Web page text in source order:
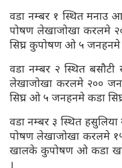
वडा नम्बर १ स्थित मनाउ
पोषण लेखाजोखा करलमे
सिघ्र कुपोषण ओ ५ जनहनमे
वडा नम्बर २ स्थित
लेखाजोखा करलमे २००
सिघ्र ओ ५ जनहनमे कडा
वडा नम्बर ३ स्थित
पोषण लेखाजोखा करलमे
खालके कुपोषण ओ कडा
।